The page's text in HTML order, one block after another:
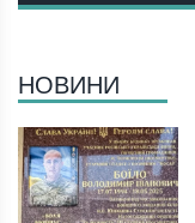
НОВИНИ